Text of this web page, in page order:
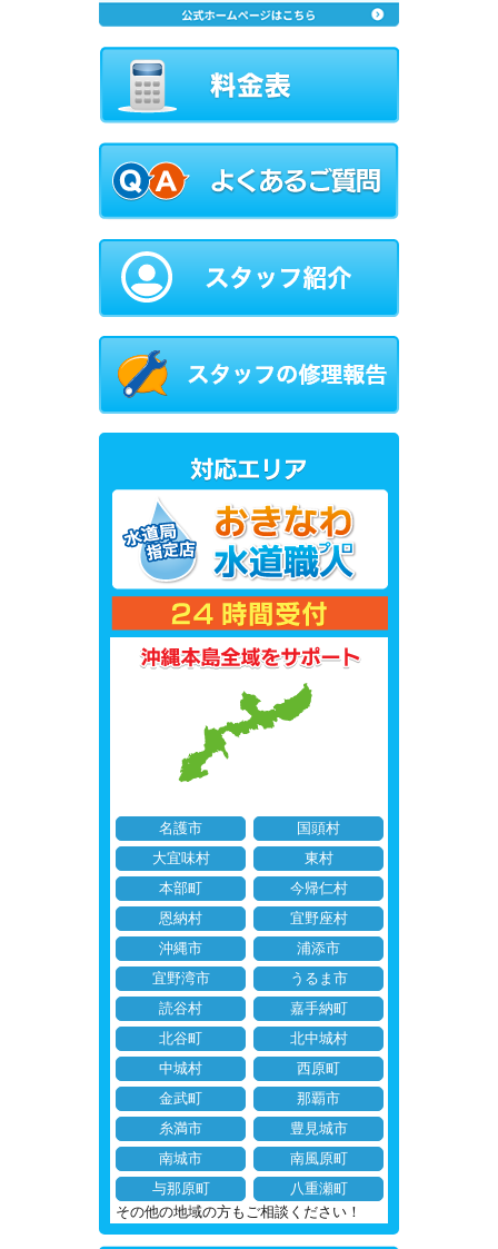
名護市
国頭村
大宜味村
東村
本部町
今帰仁村
恩納村
宜野座村
沖縄市
浦添市
宜野湾市
うるま市
読谷村
嘉手納町
北谷町
北中城村
中城村
西原町
金武町
那覇市
糸満市
豊見城市
南城市
南風原町
与那原町
八重瀬町
その他の地域の方もご相談ください！